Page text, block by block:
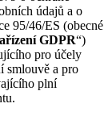
údajů a o
95/46/ES (obecné
GDPR“)
pro účely
smlouvě a pro
plní